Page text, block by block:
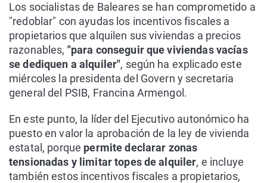
Los socialistas de Baleares se han comprometido a
"redoblar" con ayudas los incentivos fiscales a
propietarios que alquilen sus viviendas a precios
razonables, "para conseguir que viviendas vacías
se dediquen a alquiler", según ha explicado este
miércoles la presidenta del Govern y secretaria
general del PSIB, Francina Armengol.
En este punto, la líder del Ejecutivo autonómico ha
puesto en valor la aprobación de la ley de vivienda
estatal, porque permite declarar zonas
tensionadas y limitar topes de alquiler, e incluye
también estos incentivos fiscales a propietarios,